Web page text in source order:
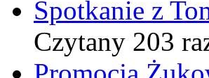
Spotkanie z
Czytany 203